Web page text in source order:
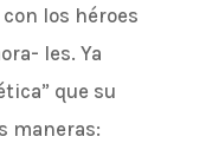
los héroes
les. Ya
que su
maneras: